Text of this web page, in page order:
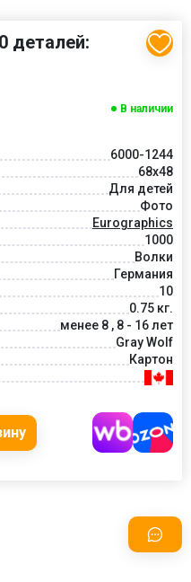
деталей:
В наличии
6000-1244
68x48
Для детей
Фото
Eurographics
1000
Волки
Германия
10
0.75 кг.
менее 8 , 8 - 16 лет
Gray Wolf
Картон